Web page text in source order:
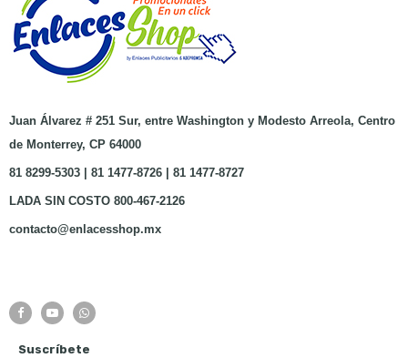
Juan Álvarez # 251 Sur, entre Washington y Modesto Arreola, Centro
de Monterrey, CP 64000
81 8299-5303 | 81 1477-8726 | 81 1477-8727
LADA SIN COSTO 800-467-2126
contacto@enlacesshop.mx
Suscríbete